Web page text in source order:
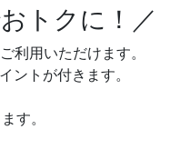
トクに！／
利用いただけます。
ントが付きます。
す。